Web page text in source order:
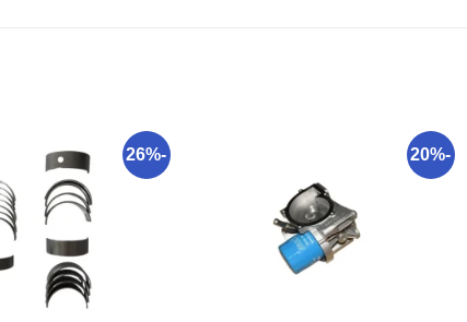
-20%
-26%